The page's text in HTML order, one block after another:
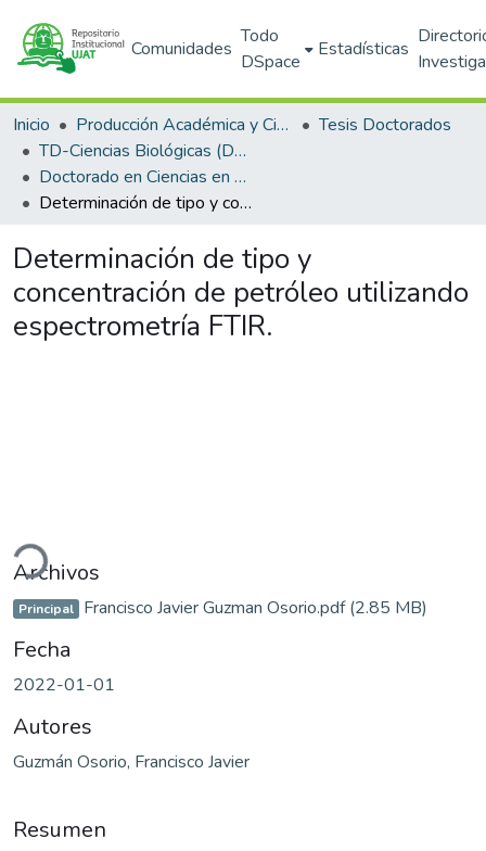
Comunidades
Todo
DSpace
Estadísticas
Inicio Producción Académica y Científica
Tesis Doctorados
TD-Ciencias Biológicas (DACBIOL)
Doctorado en Ciencias en Ecología y Manejo de Sistemas Tropicales (PNPC)
Determinación de tipo y concentración de petróleo utilizando espectrometría FTIR.
Determinación de tipo y
concentración de petróleo utilizando
espectrometría FTIR.
Cargando...
Archivos
Principal Francisco Javier Guzman Osorio.pdf(2.85 MB)
Fecha
2022-01-01
Autores
Guzmán Osorio, Francisco Javier
Resumen